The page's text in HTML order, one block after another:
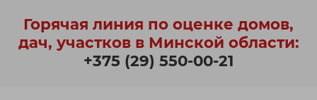
Горячая линия по оценке домов,
дач, участков в Минской области:
+375 (29) 550-00-21